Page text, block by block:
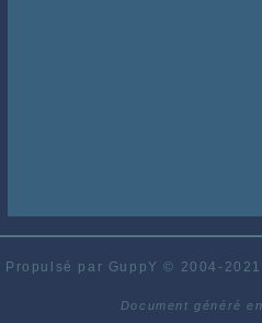
Propulsé par GuppY© 2004-
Document généré